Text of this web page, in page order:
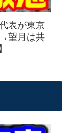
表が東京
望月は共